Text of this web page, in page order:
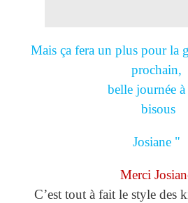
Mais ça fera un plus pour la
prochain,
belle journée
bisous
Josiane "
Merci
C’est tout à fait le style des